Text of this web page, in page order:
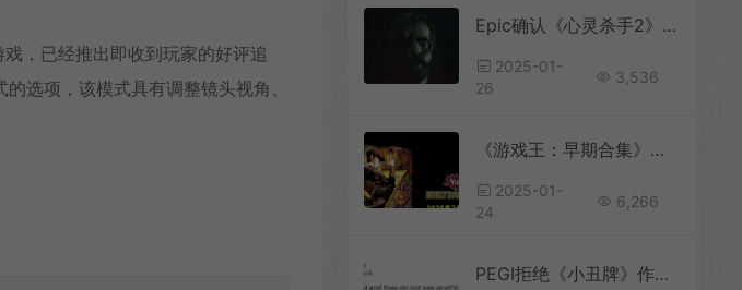
，已经推出即收到玩家的好评追
选项，该模式具有调整镜头视角、
Epic确认《心灵杀手2》将不会登陆Steam平台
2025-01-
26
3,536
《游戏王：早期合集》将于2月27日发售 暂无中文
2025-01-
24
6,266
PEGI拒绝《小丑牌》作者申诉18+评级